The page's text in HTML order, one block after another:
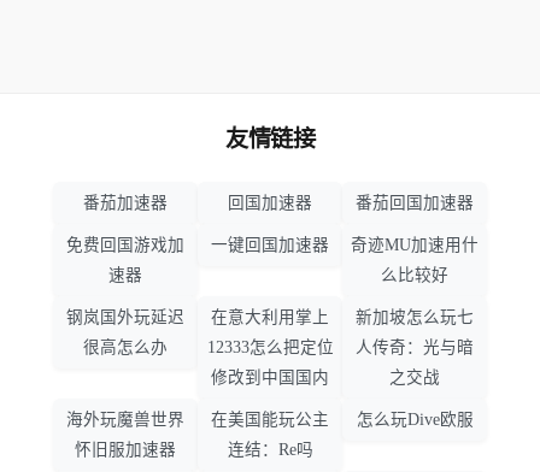
友情链接
番茄加速器 回国加速器 番茄回国加速器
免费回国游戏加
速器
一键回国加速器
奇迹MU加速用什
么比较好
钢岚国外玩延迟
很高怎么办
在意大利用掌上
12333怎么把定位
修改到中国国内
新加坡怎么玩七
人传奇：光与暗
之交战
海外玩魔兽世界
怀旧服加速器
在美国能玩公主
连结：Re吗
怎么玩Dive欧服